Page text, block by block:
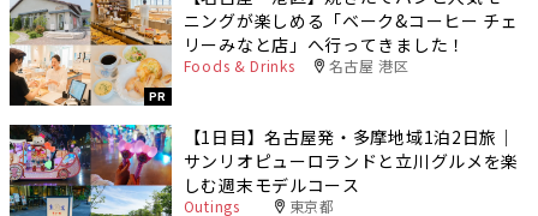
PR
ニングが楽しめる「ベーク&コーヒー チェ
リーみなと店」へ行ってきました！
Foods & Drinks 名古屋 港区
【1日目】名古屋発・多摩地域1泊2日旅｜
サンリオピューロランドと立川グルメを楽
しむ週末モデルコース
Outings 東京都